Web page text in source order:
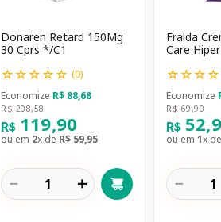
Donaren Retard 150Mg
30 Cprs */C1
☆☆☆☆☆ (0)
Economize R$ 88,68
R$ 208,58
R$ 119,90
ou em 2x de R$ 59,95
＋
－
Fralda
Care
☆☆☆☆
Economize
R$ 69,90
R$ 52,
ou em 1x de
－